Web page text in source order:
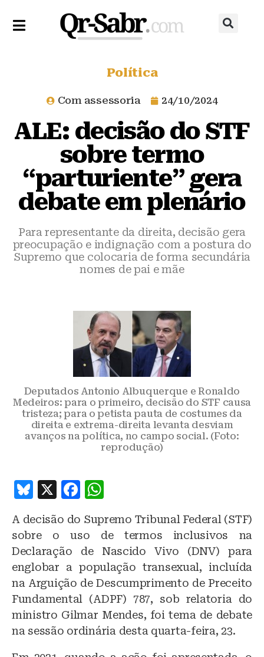
Política
Com assessoria 24/10/2024
ALE: decisão do STF
sobre termo
“parturiente” gera
debate em plenário
Para representante da direita, decisão gera
preocupação e indignação com a postura do
Supremo que colocaria de forma secundária
nomes de pai e mãe
Deputados Antonio Albuquerque e Ronaldo
Medeiros: para o primeiro, decisão do STF causa
tristeza; para o petista pauta de costumes da
direita e extrema-direita levanta desviam
avanços na política, no campo social. (Foto:
reprodução)
B
e
s
k
y
X
F
c
e
b
o
o
k
at
s
A
p
p
A decisão do Supremo Tribunal Federal (STF)
sobre o uso de termos inclusivos na
Declaração de Nascido Vivo (DNV) para
englobar a população transexual, incluída
na Arguição de Descumprimento de Preceito
Fundamental (ADPF) 787, sob relatoria do
ministro Gilmar Mendes, foi tema de debate
na sessão ordinária desta quarta-feira, 23.